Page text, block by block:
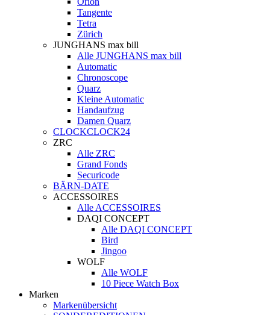
Tangente
Tetra
Zürich
JUNGHANS max bill
Alle JUNGHANS max bill
Automatic
Chronoscope
Quarz
Kleine Automatic
Handaufzug
Damen Quarz
CLOCKCLOCK24
ZRC
Alle ZRC
Grand Fonds
Securicode
BÄRN-DATE
ACCESSOIRES
Alle ACCESSOIRES
DAQI CONCEPT
Alle DAQI CONCEPT
Bird
Jingoo
WOLF
Alle WOLF
10 Piece Watch Box
Marken
Markenübersicht